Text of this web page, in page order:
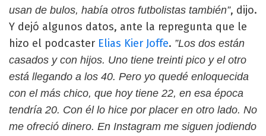
usan de bulos, había otros futbolistas también”, dijo.
Y dejó algunos datos, ante la repregunta que le
hizo el podcaster Elias Kier Joffe. ”Los dos están
casados y con hijos. Uno tiene treinti pico y el otro
está llegando a los 40. Pero yo quedé enloquecida
con el más chico, que hoy tiene 22, en esa época
tendría 20. Con él lo hice por placer en otro lado. No
me ofreció dinero. En Instagram me siguen jodiendo